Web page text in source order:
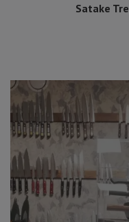
Satake